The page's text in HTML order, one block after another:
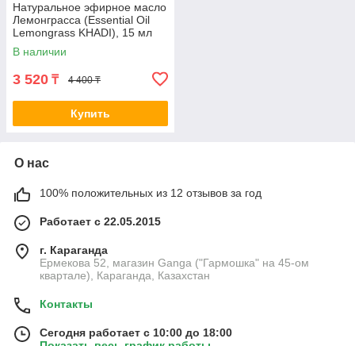
Натуральное эфирное масло
Лемонграсса (Essential Oil
Lemongrass KHADI), 15 мл
В наличии
3 520 ₸ 4 400 ₸
Купить
О нас
100% положительных из 12 отзывов за год
Работает с 22.05.2015
г. Караганда
Ермекова 52, магазин Ganga ("Гармошка" на 45-ом
квартале), Караганда, Казахстан
Контакты
Сегодня работает с 10:00 до 18:00